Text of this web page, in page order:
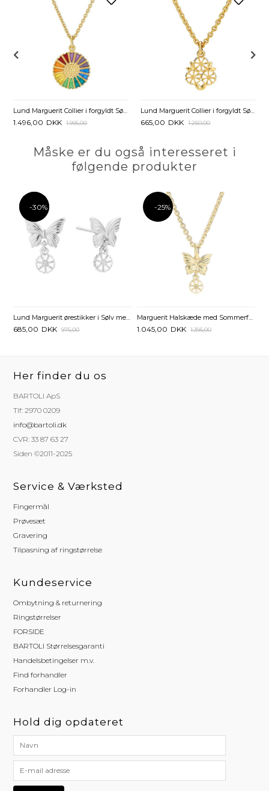
Lund Marguerit Collier i forgyldt Sølv med farverig Marguerit - 45 og 48 cm
1.496,00 DKK 1.995,00
Lund Marguerit Collier i forgyldt Sølv med Blade - 45 og 48 cm
665,00 DKK 1.250,00
Måske er du også interesseret i
følgende produkter
-30%
-30%
685,00 DKK 975,00
-25%
1.045,00 DKK 1.395,00
Her finder du os
BARTOLI ApS
Tlf: 2970 0209
info@bartoli.dk
CVR: 33 87 63 27
Siden ©2011-2025
Service & Værksted
Fingermål
Prøvesæt
Gravering
Tilpasning af ringstørrelse
Kundeservice
Ombytning & returnering
Ringstørrelser
FORSIDE
BARTOLI Størrelsesgaranti
Handelsbetingelser m.v.
Find forhandler
Forhandler Log-in
Hold dig opdateret